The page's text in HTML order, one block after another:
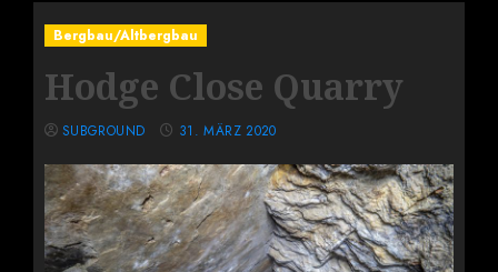
Bergbau/Altbergbau
Hodge Close Quarry
SUBGROUND 31. MÄRZ 2020